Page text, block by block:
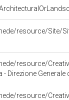
resource/Site/
Direzione
resource/